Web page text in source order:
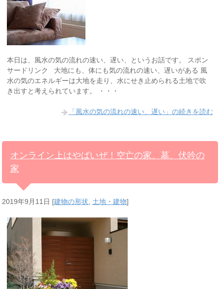
本日は、風水の気の流れの速い、遅い、というお話です。 スポン
サードリンク 大地にも、体にも気の流れの速い、遅いがある 風
水の気のエネルギーは大地を走り、水にせき止められる土地で吹
き出すと考えられています。 ・・・
「風水の気の流れの速い、遅い」の続きを読む
オンライン上はやばいぜ！空亡の家、墓、伏吟の
家
2019年9月11日 [建物の形状,土地・建物]